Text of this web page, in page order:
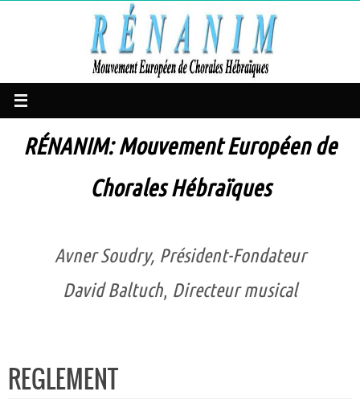
RÉNANIM: Mouvement Européen de
Chorales Hébraïques
Avner Soudry, Président-Fondateur
David Baltuch, Directeur musical
REGLEMENT